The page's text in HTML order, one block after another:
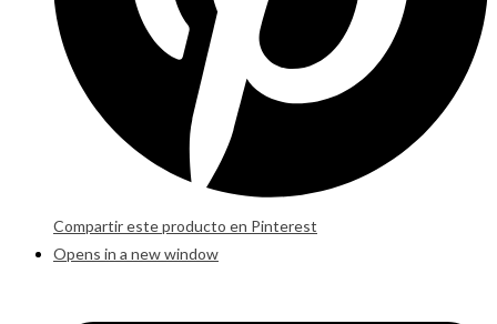
Compartir este producto en Pinterest
Opens in a new window